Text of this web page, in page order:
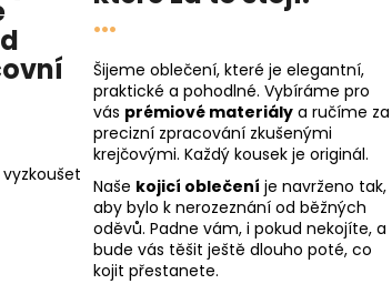
...
Šijeme oblečení, které je elegantní,
praktické a pohodlné. Vybíráme pro
vás prémiové materiály a ručíme za
precizní zpracování zkušenými
krejčovými. Každý kousek je originál.
Naše kojicí oblečení je navrženo tak,
aby bylo k nerozeznání od běžných
oděvů. Padne vám, i pokud nekojíte, a
bude vás těšit ještě dlouho poté, co
kojit přestanete.